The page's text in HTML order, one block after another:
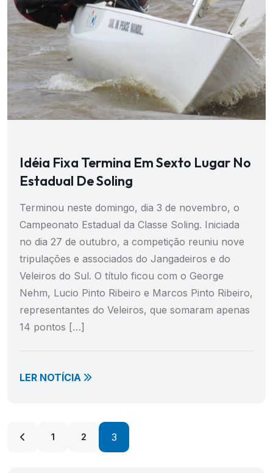
Idéia Fixa Termina Em Sexto Lugar No
Estadual De Soling
Terminou neste domingo, dia 3 de novembro, o
Campeonato Estadual da Classe Soling. Iniciada
no dia 27 de outubro, a competição reuniu nove
tripulações e associados do Jangadeiros e do
Veleiros do Sul. O título ficou com o George
Nehm, Lucio Pinto Ribeiro e Marcos Pinto Ribeiro,
representantes do Veleiros, que somaram apenas
14 pontos […]
LER NOTÍCIA
1 2 3